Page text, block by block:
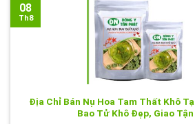
Địa Chỉ Bán Nụ Hoa Tam Thất Khô
Bao Tử Khô Đẹp, Giao
08
Th8